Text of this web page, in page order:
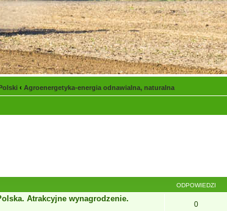
‹ Agroenergetyka-energia odnawialna, naturalna
ODPOWIEDZI
Atrakcyjne wynagrodzenie.
0